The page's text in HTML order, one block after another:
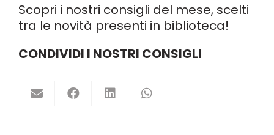
Scopri i nostri consigli del mese, scelti
tra le novità presenti in biblioteca!
CONDIVIDI I NOSTRI CONSIGLI